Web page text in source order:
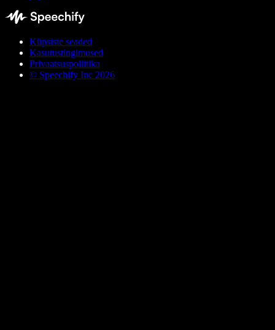
Küpsiste seaded
Kasutustingimused
Privaatsuspoliitika
© Speechify Inc 2026